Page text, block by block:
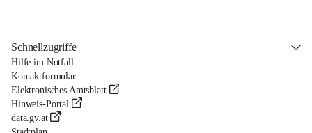
Schnellzugriffe
Hilfe im Notfall
Kontaktformular
Elektronisches Amtsblatt
Hinweis-Portal
data.gv.at